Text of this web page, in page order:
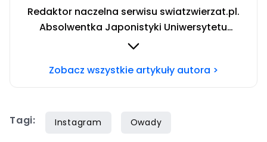
Redaktor naczelna serwisu swiatzwierzat.pl.
Absolwentka Japonistyki Uniwersytetu
Warszawskiego. W trakcie rocznego wyjazdu
relacją człowiek-pies oraz roli domowych
szczęścia w licznych pasjach.
Zobacz wszystkie artykuły autora >
Tagi: Instagram Owady